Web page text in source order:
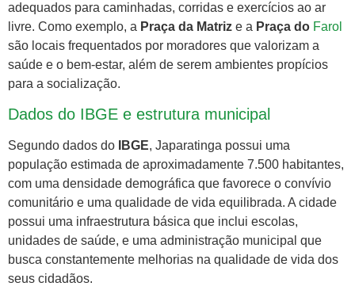
adequados para caminhadas, corridas e exercícios ao ar
livre. Como exemplo, a Praça da Matriz e a Praça do Farol
são locais frequentados por moradores que valorizam a
saúde e o bem-estar, além de serem ambientes propícios
para a socialização.
Dados do IBGE e estrutura municipal
Segundo dados do IBGE, Japaratinga possui uma
população estimada de aproximadamente 7.500 habitantes,
com uma densidade demográfica que favorece o convívio
comunitário e uma qualidade de vida equilibrada. A cidade
possui uma infraestrutura básica que inclui escolas,
unidades de saúde, e uma administração municipal que
busca constantemente melhorias na qualidade de vida dos
seus cidadãos.